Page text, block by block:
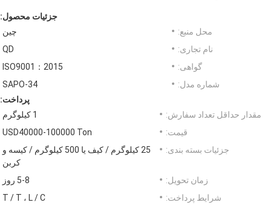
جزئیات محصول:
محل منبع:
چین
نام تجاری:
QD
گواهی:
ISO9001：2015
شماره مدل:
SAPO-34
پرداخت:
مقدار حداقل تعداد سفارش:
1 کیلوگرم
قیمت:
USD40000-100000 Ton
جزئیات بسته بندی:
25 کیلوگرم / کیف یا 500 کیلوگرم / کیسه و
کربن
زمان تحویل:
5-8 روز
شرایط پرداخت:
T / T ، L / C